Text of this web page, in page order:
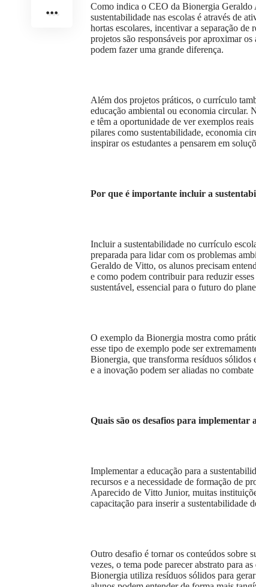
Como indica o CEO da Bionergia Geraldo
sustentabilidade nas escolas é através de
hortas escolares, incentivar a separação de
projetos são responsáveis por aproximar
podem fazer uma grande diferença.
Além dos projetos práticos, o currículo
educação ambiental ou economia circular.
e têm a oportunidade de ver exemplos
pilares como sustentabilidade, economia
inspirar os estudantes a pensarem em
Por que é importante incluir a
Incluir a sustentabilidade no currículo
preparada para lidar com os problemas
Geraldo de Vitto, os alunos precisam
e como podem contribuir para reduzir
sustentável, essencial para o futuro do
O exemplo da Bionergia mostra como
esse tipo de exemplo pode ser
Bionergia, que transforma resíduos sólidos
e a inovação podem ser aliadas no
Quais são os desafios para implementar
Implementar a educação para a
recursos e a necessidade de formação de
Aparecido de Vitto Junior, muitas
capacitação para inserir a sustentabilidade
Outro desafio é tornar os conteúdos sobre
vezes, o tema pode parecer abstrato para
Bionergia utiliza resíduos sólidos para